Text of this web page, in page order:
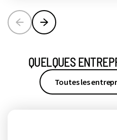
Précédent
Suivant
QUELQUES
Toutes les